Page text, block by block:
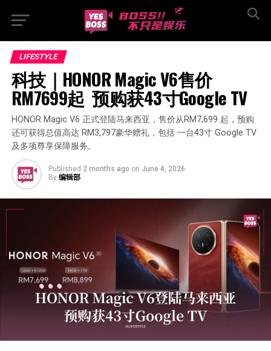
LIFESTYLE
科技｜HONOR Magic V6售价
RM7699起  预购获43寸Google TV
HONOR Magic V6 正式登陆马来西亚，售价从RM7,699 起，预购
还可获得总值高达 RM3,797豪华赠礼，包括 一台43寸 Google TV
及多项尊享保障服务。
Published 2 months ago on June 4, 2026
By 编辑部